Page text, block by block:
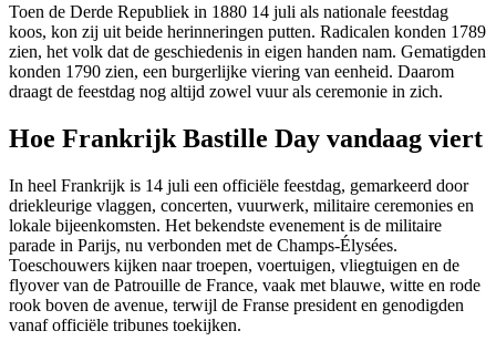
Toen de Derde Republiek in 1880 14 juli als nationale feestdag
koos, kon zij uit beide herinneringen putten. Radicalen konden 1789
zien, het volk dat de geschiedenis in eigen handen nam. Gematigden
konden 1790 zien, een burgerlijke viering van eenheid. Daarom
draagt de feestdag nog altijd zowel vuur als ceremonie in zich.
Hoe Frankrijk Bastille Day vandaag viert
In heel Frankrijk is 14 juli een officiële feestdag, gemarkeerd door
driekleurige vlaggen, concerten, vuurwerk, militaire ceremonies en
lokale bijeenkomsten. Het bekendste evenement is de militaire
parade in Parijs, nu verbonden met de Champs-Élysées.
Toeschouwers kijken naar troepen, voertuigen, vliegtuigen en de
flyover van de Patrouille de France, vaak met blauwe, witte en rode
rook boven de avenue, terwijl de Franse president en genodigden
vanaf officiële tribunes toekijken.